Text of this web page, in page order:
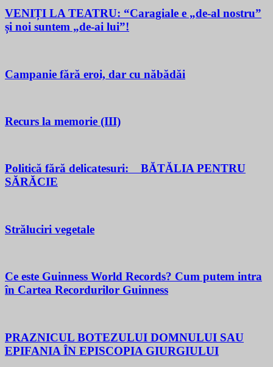
VENIȚI LA TEATRU: “Caragiale e „de-al nostru”
și noi suntem „de-ai lui”!
Campanie fără eroi, dar cu năbădăi
Recurs la memorie (III)
Politică fără delicatesuri: BĂTĂLIA PENTRU
SĂRĂCIE
Străluciri vegetale
Ce este Guinness World Records? Cum putem intra
în Cartea Recordurilor Guinness
PRAZNICUL BOTEZULUI DOMNULUI SAU
EPIFANIA ÎN EPISCOPIA GIURGIULUI